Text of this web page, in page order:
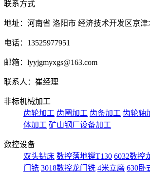
联系方式
地址：河南省 洛阳市 经济技术开发区京津
电话：13525977951
邮箱：lyyjgmyxgs@163.com
联系人：崔经理
非标机械加工
齿轮加工 齿圈加工 齿条加工 齿轮轴
体加工 矿山钢厂设备加工
数控设备
双头钻床 数控落地镗T130 6032数控
门铣 3018数控龙门铣 4米立磨 630卧